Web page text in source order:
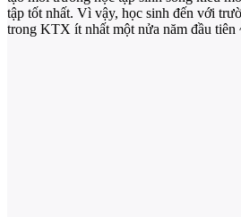
tập tốt nhất. Vì vậy, học sinh đến với
trong KTX ít nhất một nửa năm đầu tiên